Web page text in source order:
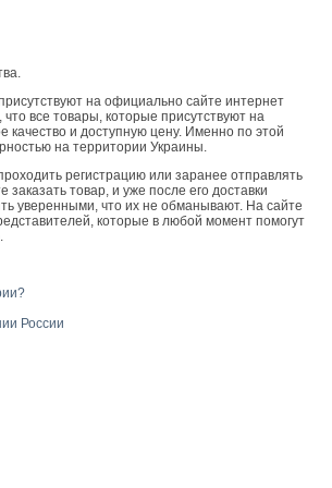
на официально сайте интернет
все товары, которые присутствуют на
и доступную цену. Именно по этой
на территории Украины.
регистрацию или заранее отправлять
товар, и уже после его доставки
уверенными, что их не обманывают. На сайте
которые в любой момент помогут
России